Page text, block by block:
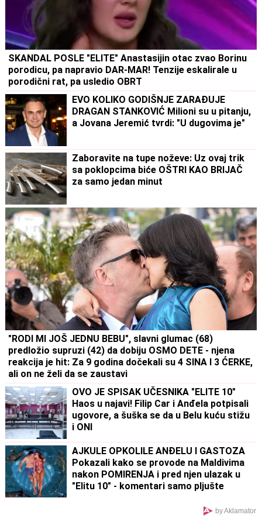
SKANDAL POSLE "ELITE" Anastasijin otac zvao Borinu
porodicu, pa napravio DAR-MAR! Tenzije eskalirale u
porodični rat, pa usledio OBRT
EVO KOLIKO GODIŠNJE ZARAĐUJE
DRAGAN STANKOVIĆ Milioni su u pitanju,
a Jovana Jeremić tvrdi: "U dugovima je"
Zaboravite na tupe noževe: Uz ovaj trik
sa poklopcima biće OŠTRI KAO BRIJAČ
za samo jedan minut
"RODI MI JOŠ JEDNU BEBU", slavni glumac (68)
predložio supruzi (42) da dobiju OSMO DETE - njena
reakcija je hit: Za 9 godina dočekali su 4 SINA I 3 ĆERKE,
ali on ne želi da se zaustavi
OVO JE SPISAK UČESNIKA "ELITE 10"
Haos u najavi! Filip Car i Anđela potpisali
ugovore, a šuška se da u Belu kuću stižu
i ONI
AJKULE OPKOLILE ANĐELU I GASTOZA
Pokazali kako se provode na Maldivima
nakon POMIRENJA i pred njen ulazak u
"Elitu 10" - komentari samo pljušte
by Aklamator